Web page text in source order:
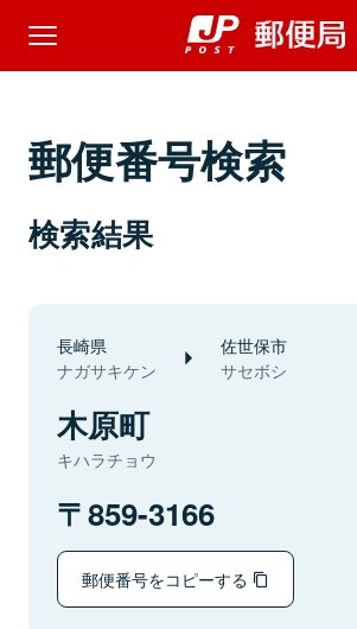
郵便番号検索
検索結果
長崎県
ナガサキケン
佐世保市
サセボシ
木原町
キハラチョウ
859-3166
郵便番号をコピーする